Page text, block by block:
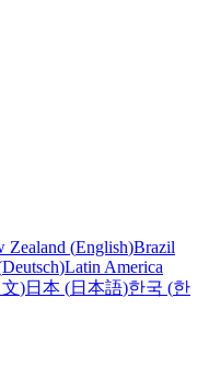
Zealand (English)Brazil
Deutsch)Latin America
)日本 (日本語)한국 (한